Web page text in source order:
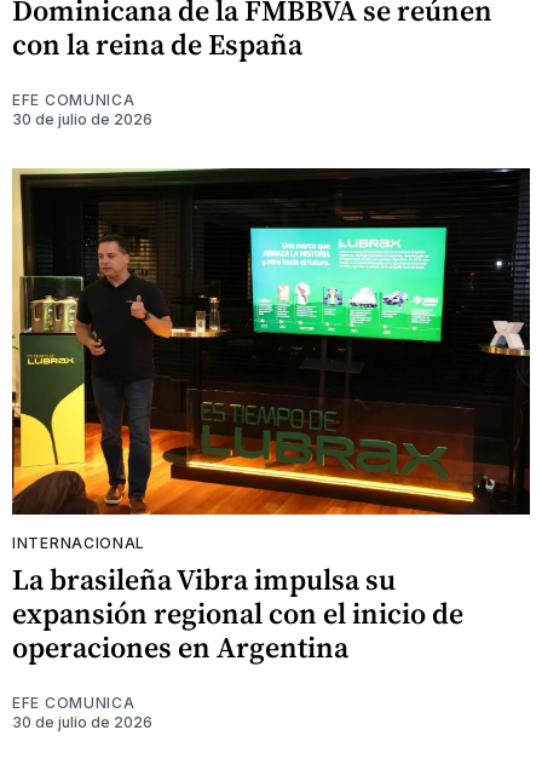
Dominicana de la FMBBVA se reúnen
con la reina de España
EFE COMUNICA
30 de julio de 2026
INTERNACIONAL
La brasileña Vibra impulsa su
expansión regional con el inicio de
operaciones en Argentina
EFE COMUNICA
30 de julio de 2026